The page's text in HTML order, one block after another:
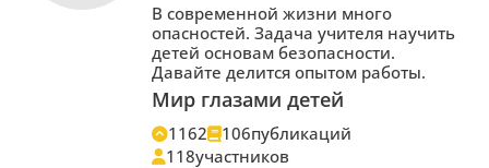
В современной жизни много
опасностей. Задача учителя научить
детей основам безопасности.
Давайте делится опытом работы.
Мир глазами детей
1162 106публикаций
118участников